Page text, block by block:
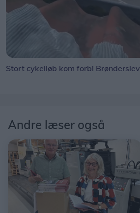
Stort cykelløb kom forbi Brønderslev
Andre læser også